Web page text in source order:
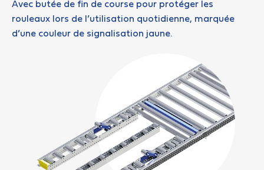
Avec butée de fin de course pour protéger les
rouleaux lors de l’utilisation quotidienne, marquée
d’une couleur de signalisation jaune.